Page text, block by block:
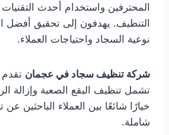
المحترفين واستخدام أحدث
التنظيف. يهدفون إلى تحقيق أفضل
نوعية السجاد واحتياجات العملاء.
شركة تنظيف سجاد في عجمان
تشمل تنظيف البقع الصعبة وإزالة
خيارًا شائعًا بين العملاء الباحثين
شاملة.